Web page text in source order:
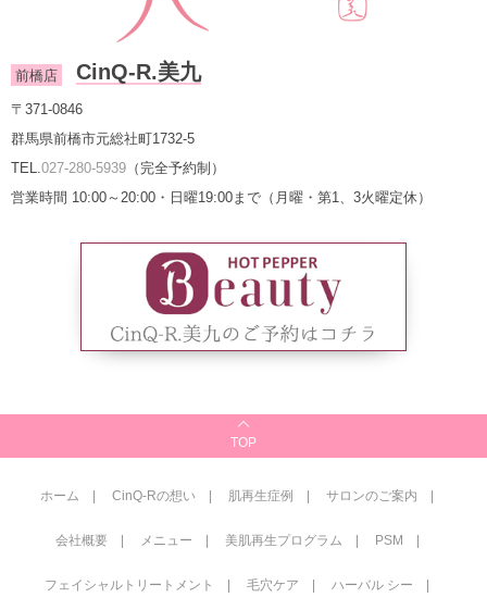
前橋店 CinQ-R.美九
〒371-0846
群馬県前橋市元総社町1732-5
TEL.027-280-5939 （完全予約制）
営業時間 10:00～20:00・日曜19:00まで（月曜・第1、3火曜定休）
TOP
ホーム CinQ-Rの想い 肌再生症例 サロンのご案内
会社概要 メニュー 美肌再生プログラム PSM
フェイシャルトリートメント 毛穴ケア ハーバル シー